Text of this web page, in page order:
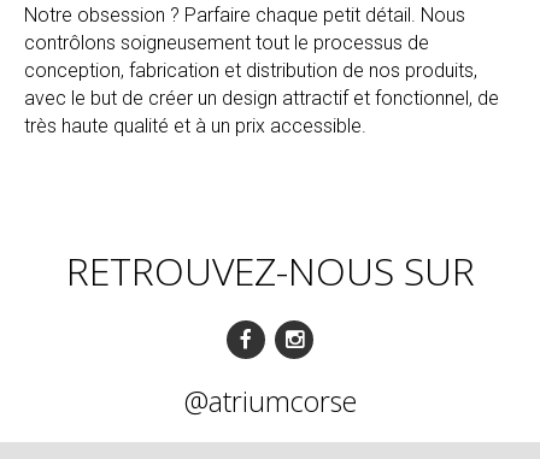
Notre obsession ? Parfaire chaque petit détail. Nous
contrôlons soigneusement tout le processus de
conception, fabrication et distribution de nos produits,
avec le but de créer un design attractif et fonctionnel, de
très haute qualité et à un prix accessible.
RETROUVEZ-NOUS SUR
@atriumcorse